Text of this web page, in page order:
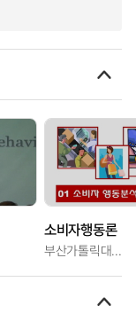
소비자행동론
부산가톨릭대학교